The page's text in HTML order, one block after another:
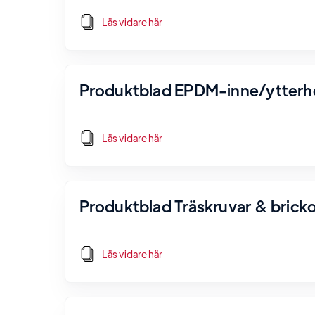
Läs vidare här
Produktblad EPDM-inne/
Läs vidare här
Produktblad Träskruvar &
Läs vidare här